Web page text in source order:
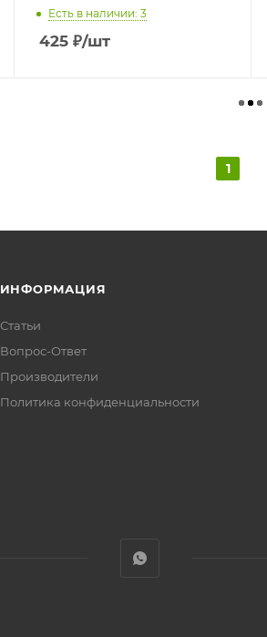
Есть в наличии: 3
425₽/шт
1
ИНФОРМАЦИЯ
Статьи
Вопрос-Ответ
Производители
Политика конфиденциальности